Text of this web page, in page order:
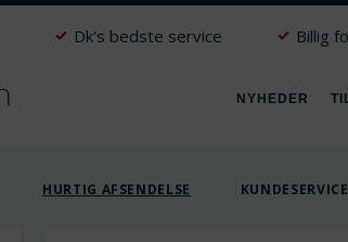
Dk's bedste service
NYHEDER
HURTIG AFSENDELSE